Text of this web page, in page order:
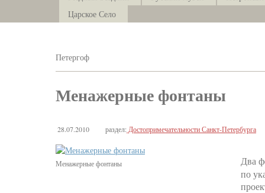
Царское Село
Петергоф
Менажерные фонтаны
28.07.2010 раздел: Достопримечательности Санкт-Петербурга
Менажерные фонтаны Два
по